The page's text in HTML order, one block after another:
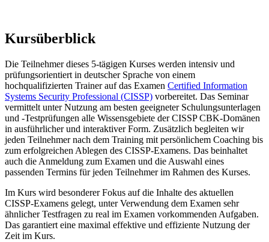
Kursüberblick
Die Teilnehmer dieses 5-tägigen Kurses werden intensiv und
prüfungsorientiert in deutscher Sprache von einem
hochqualifizierten Trainer auf das Examen Certified Information
Systems Security Professional (CISSP) vorbereitet. Das Seminar
vermittelt unter Nutzung am besten geeigneter Schulungsunterlagen
und -Testprüfungen alle Wissensgebiete der CISSP CBK-Domänen
in ausführlicher und interaktiver Form. Zusätzlich begleiten wir
jeden Teilnehmer nach dem Training mit persönlichem Coaching bis
zum erfolgreichen Ablegen des CISSP-Examens. Das beinhaltet
auch die Anmeldung zum Examen und die Auswahl eines
passenden Termins für jeden Teilnehmer im Rahmen des Kurses.
Im Kurs wird besonderer Fokus auf die Inhalte des aktuellen
CISSP-Examens gelegt, unter Verwendung dem Examen sehr
ähnlicher Testfragen zu real im Examen vorkommenden Aufgaben.
Das garantiert eine maximal effektive und effiziente Nutzung der
Zeit im Kurs.